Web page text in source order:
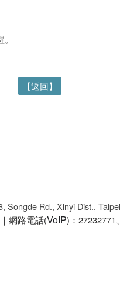
【返回】
Songde Rd., Xinyi Dist.,
網路電話(VoIP)：27232771